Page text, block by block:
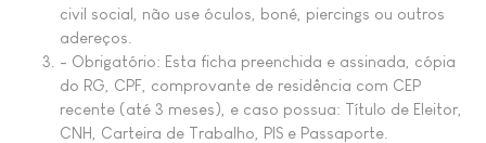
civil social, não use óculos, boné, piercings ou outros
adereços.
- Obrigatório: Esta ficha preenchida e assinada, cópia
do RG, CPF, comprovante de residência com CEP
recente (até 3 meses), e caso possua: Título de Eleitor,
CNH, Carteira de Trabalho, PIS e Passaporte.